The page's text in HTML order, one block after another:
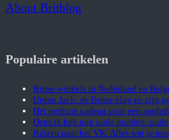
About Britblog
Populaire artikelen
Britse winkels in Nederland en
Union Jack: de Britse vlag en zijn
Het perfecte cadeau voor een
Oeps ik heb nog oude ponden:
Reizen naar het VK: Alles wat je